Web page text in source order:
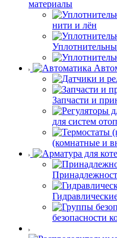
материалы
нити и лён
Запчасти и
для систем
(комнатные и
безопасности